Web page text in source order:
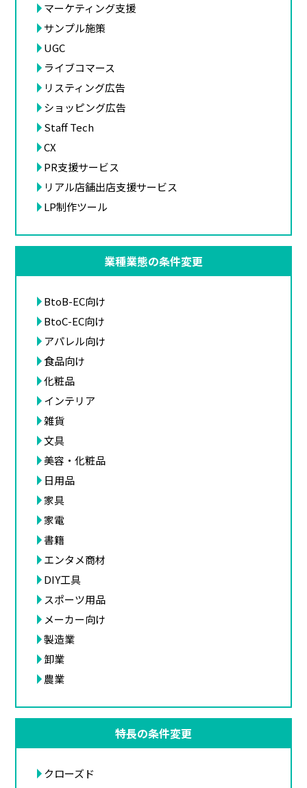
マーケティング支援
サンプル施策
UGC
ライブコマース
リスティング広告
ショッピング広告
Staff Tech
CX
PR支援サービス
リアル店舗出店支援サービス
LP制作ツール
業種業態の条件変更
BtoB-EC向け
BtoC-EC向け
アパレル向け
食品向け
化粧品
インテリア
雑貨
文具
美容・化粧品
日用品
家具
家電
書籍
エンタメ商材
DIY工具
スポーツ用品
メーカー向け
製造業
卸業
農業
特長の条件変更
クローズド